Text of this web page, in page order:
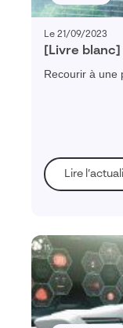
Le 21/09/2023
[Livre
permet
aux
Recourir à une
Lire